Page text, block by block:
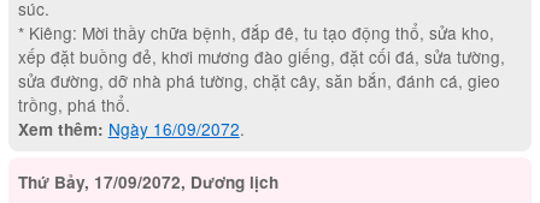
súc.
* Kiêng: Mời thầy chữa bệnh, đắp đê, tu tạo động thổ, sửa kho,
xếp đặt buồng đẻ, khơi mương đào giếng, đặt cối đá, sửa tường,
sửa đường, dỡ nhà phá tường, chặt cây, săn bắn, đánh cá, gieo
trồng, phá thổ.
Xem thêm: Ngày 16/09/2072.
Thứ Bảy, 17/09/2072, Dương lịch